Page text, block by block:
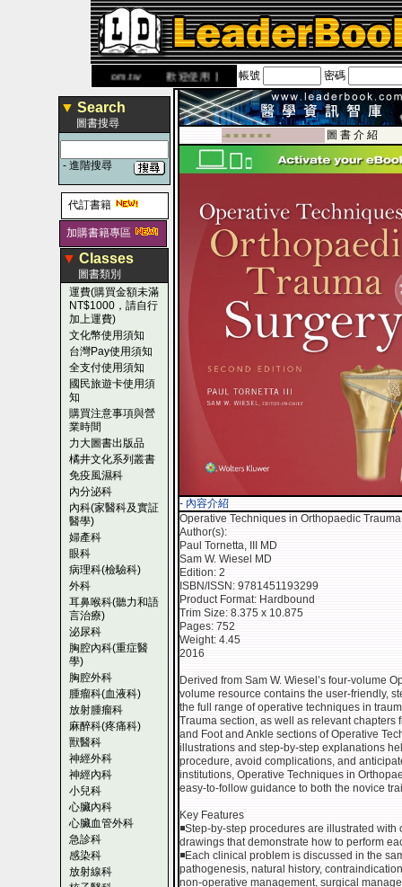
www.leaderbook.com.tw歡迎使用 國民旅遊卡！！
帳號 密碼
▼ Search
圖書搜尋
- 進階搜尋
代訂書籍
加購書籍專區
▼ Classes
圖書類別
運費(購買金額未滿
NT$1000，請自行
加上運費)
文化幣使用須知
台灣Pay使用須知
全支付使用須知
國民旅遊卡使用須
知
購買注意事項與營
業時間
力大圖書出版品
橘井文化系列叢書
免疫風濕科
內分泌科
內科(家醫科及實証
醫學)
婦產科
眼科
病理科(檢驗科)
外科
耳鼻喉科(聽力和語
言治療)
泌尿科
胸腔內科(重症醫
學)
胸腔外科
腫瘤科(血液科)
放射腫瘤科
麻醉科(疼痛科)
獸醫科
神經外科
神經內科
小兒科
心臟內科
心臟血管外科
急診科
感染科
放射線科
-■ ■ ■ ■ ■ ■ 圖 書 介 紹
- 內容介紹
Operative Techniques in Orthopaedic
Author(s):
Paul Tornetta, III MD
Sam W. Wiesel MD
Edition: 2
ISBN/ISSN: 9781451193299
Product Format: Hardbound
Trim Size: 8.375 x 10.875
Pages: 752
Weight: 4.45
2016
Derived from Sam W. Wiesel’s four-volume
volume resource contains the user-friendly,
the full range of operative techniques in
Trauma section, as well as relevant
and Foot and Ankle sections of Operative
illustrations and step-by-step explanations
procedure, avoid complications, and
institutions, Operative Techniques in
easy-to-follow guidance to both the novice
Key Features
◾Step-by-step procedures are illustrated
drawings that demonstrate how to perform
◾Each clinical problem is discussed in the
pathogenesis, natural history,
non-operative management, surgical